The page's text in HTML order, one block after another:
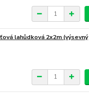
lahůdková 2x2m (výsevný